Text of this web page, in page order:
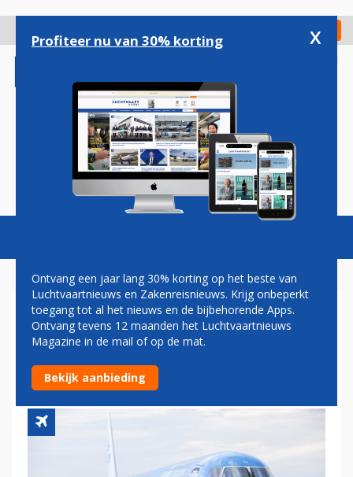
gaan
Check in
Magazine Podcasts Vacatures
KLM CITYHOPPER VLIEGT
VOORLOPIG NOG ZONDER
WIFI
Profiteer nu van 30% korting x
Ontvang een jaar lang 30% korting op het beste van
Luchtvaartnieuws en Zakenreisnieuws. Krijg onbeperkt
toegang tot al het nieuws en de bijbehorende Apps.
Ontvang tevens 12 maanden het Luchtvaartnieuws
Magazine in de mail of op de mat.
Bekijk aanbieding